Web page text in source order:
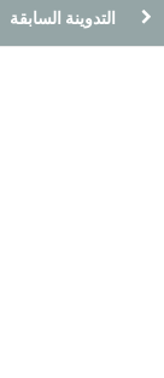
التدوينة السابقة